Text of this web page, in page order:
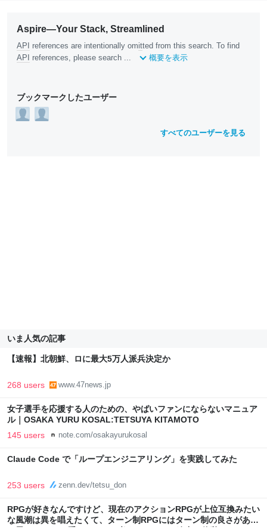
Aspire—Your Stack, Streamlined
API references are intentionally omitted from this search. To find
API
references, please search ... 概要を表示
ブックマークしたユーザー
すべてのユーザーを見る
いま人気の記事
【速報】北朝鮮、ロに最大5万人派兵決定か
268 users www.47news.jp
女子選手を応援する人のための、やばいファンにならないマニュア
ル｜OSAKA YURU KOSAL:TETSUYA KITAMOTO
145 users note.com/osakayurukosal
Claude Code で「ループエンジニアリング」を実践してみた
253 users zenn.dev/tetsu_don
RPGが好きなんですけど、現在のアクションRPGが上位互換みたい
な風潮は異を唱えたくて、ターン制RPGにはターン制の良さがある